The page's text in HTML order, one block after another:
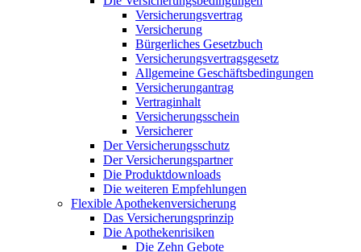
Versicherungsvertrag
Versicherung
Bürgerliches Gesetzbuch
Versicherungsvertragsgesetz
Allgemeine Geschäftsbedingungen
Versicherungantrag
Vertraginhalt
Versicherungsschein
Versicherer
Der Versicherungsschutz
Der Versicherungspartner
Die Produktdownloads
Die weiteren Empfehlungen
Flexible Apothekenversicherung
Das Versicherungsprinzip
Die Apothekenrisiken
Die Zehn Gebote